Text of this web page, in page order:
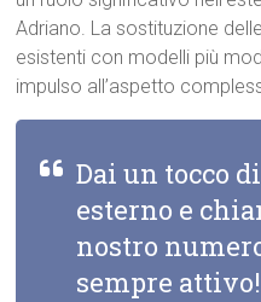
Adriano. La sostituzione
esistenti con modelli più
impulso all’aspetto
Dai un tocco
esterno e
nostro
sempre attivo!